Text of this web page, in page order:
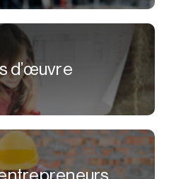
d’œuvre